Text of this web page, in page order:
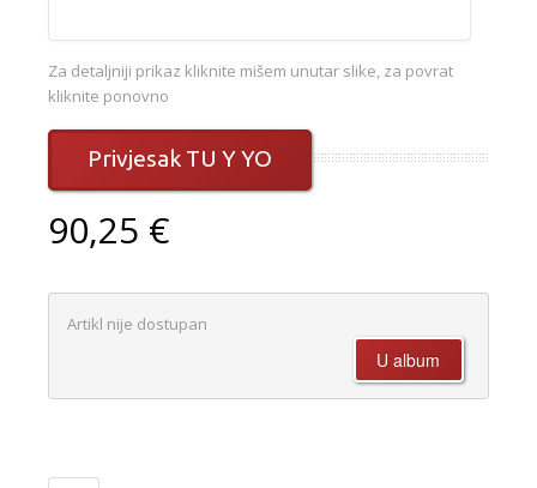
Za detaljniji prikaz kliknite mišem unutar slike, za povrat
kliknite ponovno
Privjesak TU Y YO
90,25 €
Artikl nije dostupan